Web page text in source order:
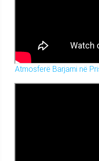
Atmosferë Barjami në